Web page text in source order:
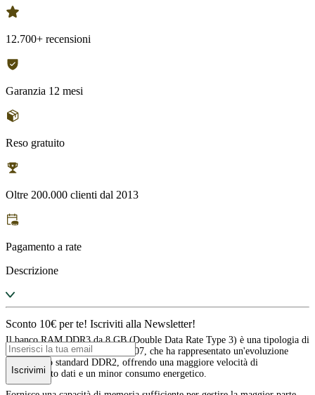
12.700+ recensioni
Garanzia 12 mesi
Reso gratuito
Oltre 200.000 clienti dal 2013
Pagamento a rate
Descrizione
Il banco RAM DDR3 da 8 GB (Double Data Rate Type 3) è una tipologia di
memoria RAM introdotta nel 2007, che ha rappresentato un'evoluzione
rispetto allo standard DDR2, offrendo una maggiore velocità di
trasferimento dati e un minor consumo energetico.
Sconto 10€ per te! Iscriviti alla Newsletter!
Iscrivimi